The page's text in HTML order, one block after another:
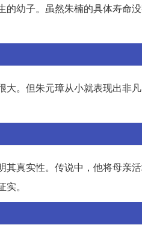
幼子。虽然朱楠的具体寿命
。但朱元璋从小就表现出非
真实性。传说中，他将母亲
。